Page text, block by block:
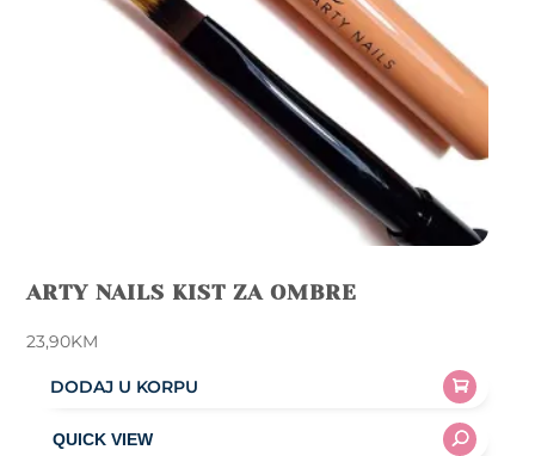
ARTY NAILS KIST ZA OMBRE
23,90KM
DODAJ U KORPU